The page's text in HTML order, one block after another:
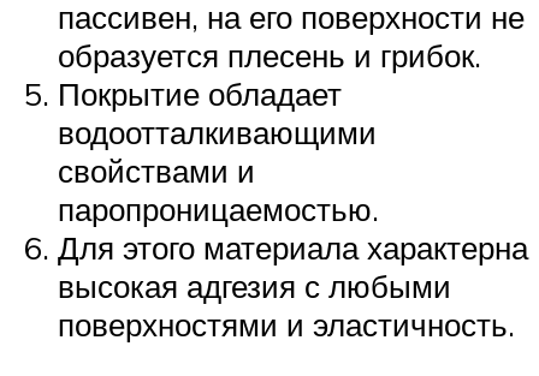
пассивен, на его поверхности не
образуется плесень и грибок.
Покрытие обладает
водоотталкивающими
свойствами и
паропроницаемостью.
Для этого материала характерна
высокая адгезия с любыми
поверхностями и эластичность.